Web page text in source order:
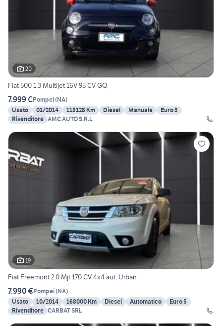
20
Fiat 500 1.3 Multijet 16V 95 CV GQ
7.999 €Pompei(NA)
Usato
01/2014 115128 Km Diesel Manuale
Euro 5
Rivenditore AMC AUTO S.R.L
19
Fiat Freemont 2.0 Mjt 170 CV 4x4 aut. Urban
7.990 €Pompei(NA)
Usato
10/2014 168000 Km Diesel Automatico
Euro 5
Rivenditore CARBAT SRL